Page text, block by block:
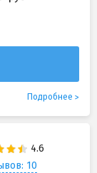
Подробнее
10